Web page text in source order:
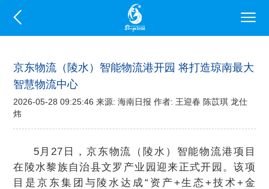
京东物流（陵水）智能物流港开园 将打造琼南最大
智慧物流中心
2026-05-28 09:25:46 来源: 海南日报 作者: 王迎春 陈苡琪 龙仕
炜
5月27日，京东物流（陵水）智能物流港项目
在陵水黎族自治县文罗产业园迎来正式开园。该项
目是京东集团与陵水达成“资产+生态+技术+金